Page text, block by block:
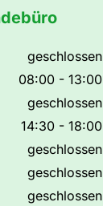
geschlossen
08:00 - 13:00
geschlossen
14:30 - 18:00
geschlossen
geschlossen
geschlossen